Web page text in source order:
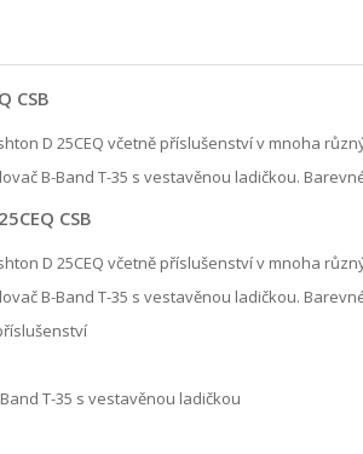
CSB
D 25CEQ včetně příslušenství v mnoha
B-Band T-35 s vestavěnou ladičkou.
CSB
D 25CEQ včetně příslušenství v mnoha
B-Band T-35 s vestavěnou ladičkou.
T-35 s vestavěnou ladičkou